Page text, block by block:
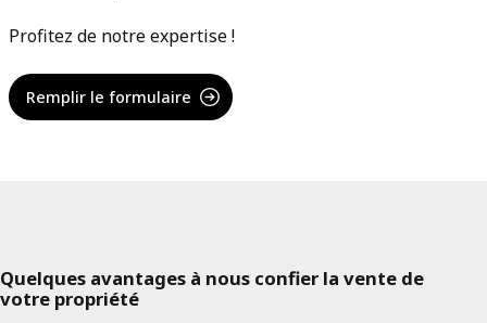
Profitez de notre expertise !
Remplir le formulaire
Quelques avantages à nous confier la vente de
votre propriété